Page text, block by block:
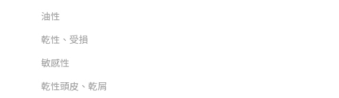
油性
乾性、受損
敏感性
乾性頭皮、乾屑